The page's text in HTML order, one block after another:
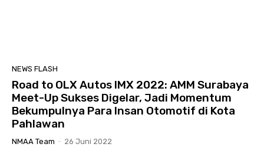
NEWS FLASH
Road to OLX Autos IMX 2022: AMM Surabaya
Meet-Up Sukses Digelar, Jadi Momentum
Bekumpulnya Para Insan Otomotif di Kota
Pahlawan
NMAA Team - 26 Juni 2022